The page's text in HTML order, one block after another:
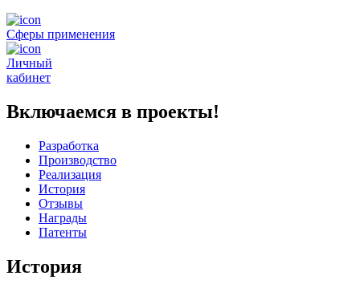
Сферы применения
Личный
кабинет
Включаемся в проекты!
Разработка
Производство
Реализация
История
Отзывы
Награды
Патенты
История